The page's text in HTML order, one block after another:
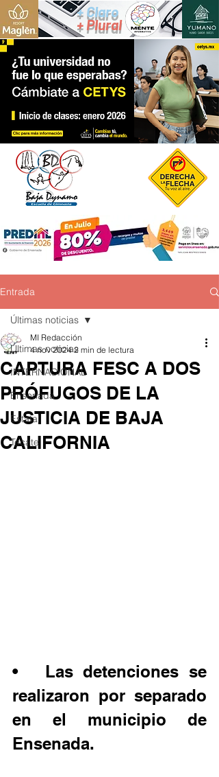
+ Claro
+ Plural
Entrada
Últimas noticias
INTERNACIONAL
Ensenada
Estatal
Tecate
Últimas noticias
CAPTURA FESC A DOS
PRÓFUGOS DE LA
JUSTICIA DE BAJA
CALIFORNIA
MI Redacción
4 nov 2024 2 min de lectura
•	Las detenciones se
realizaron por separado
en el municipio de
Ensenada.